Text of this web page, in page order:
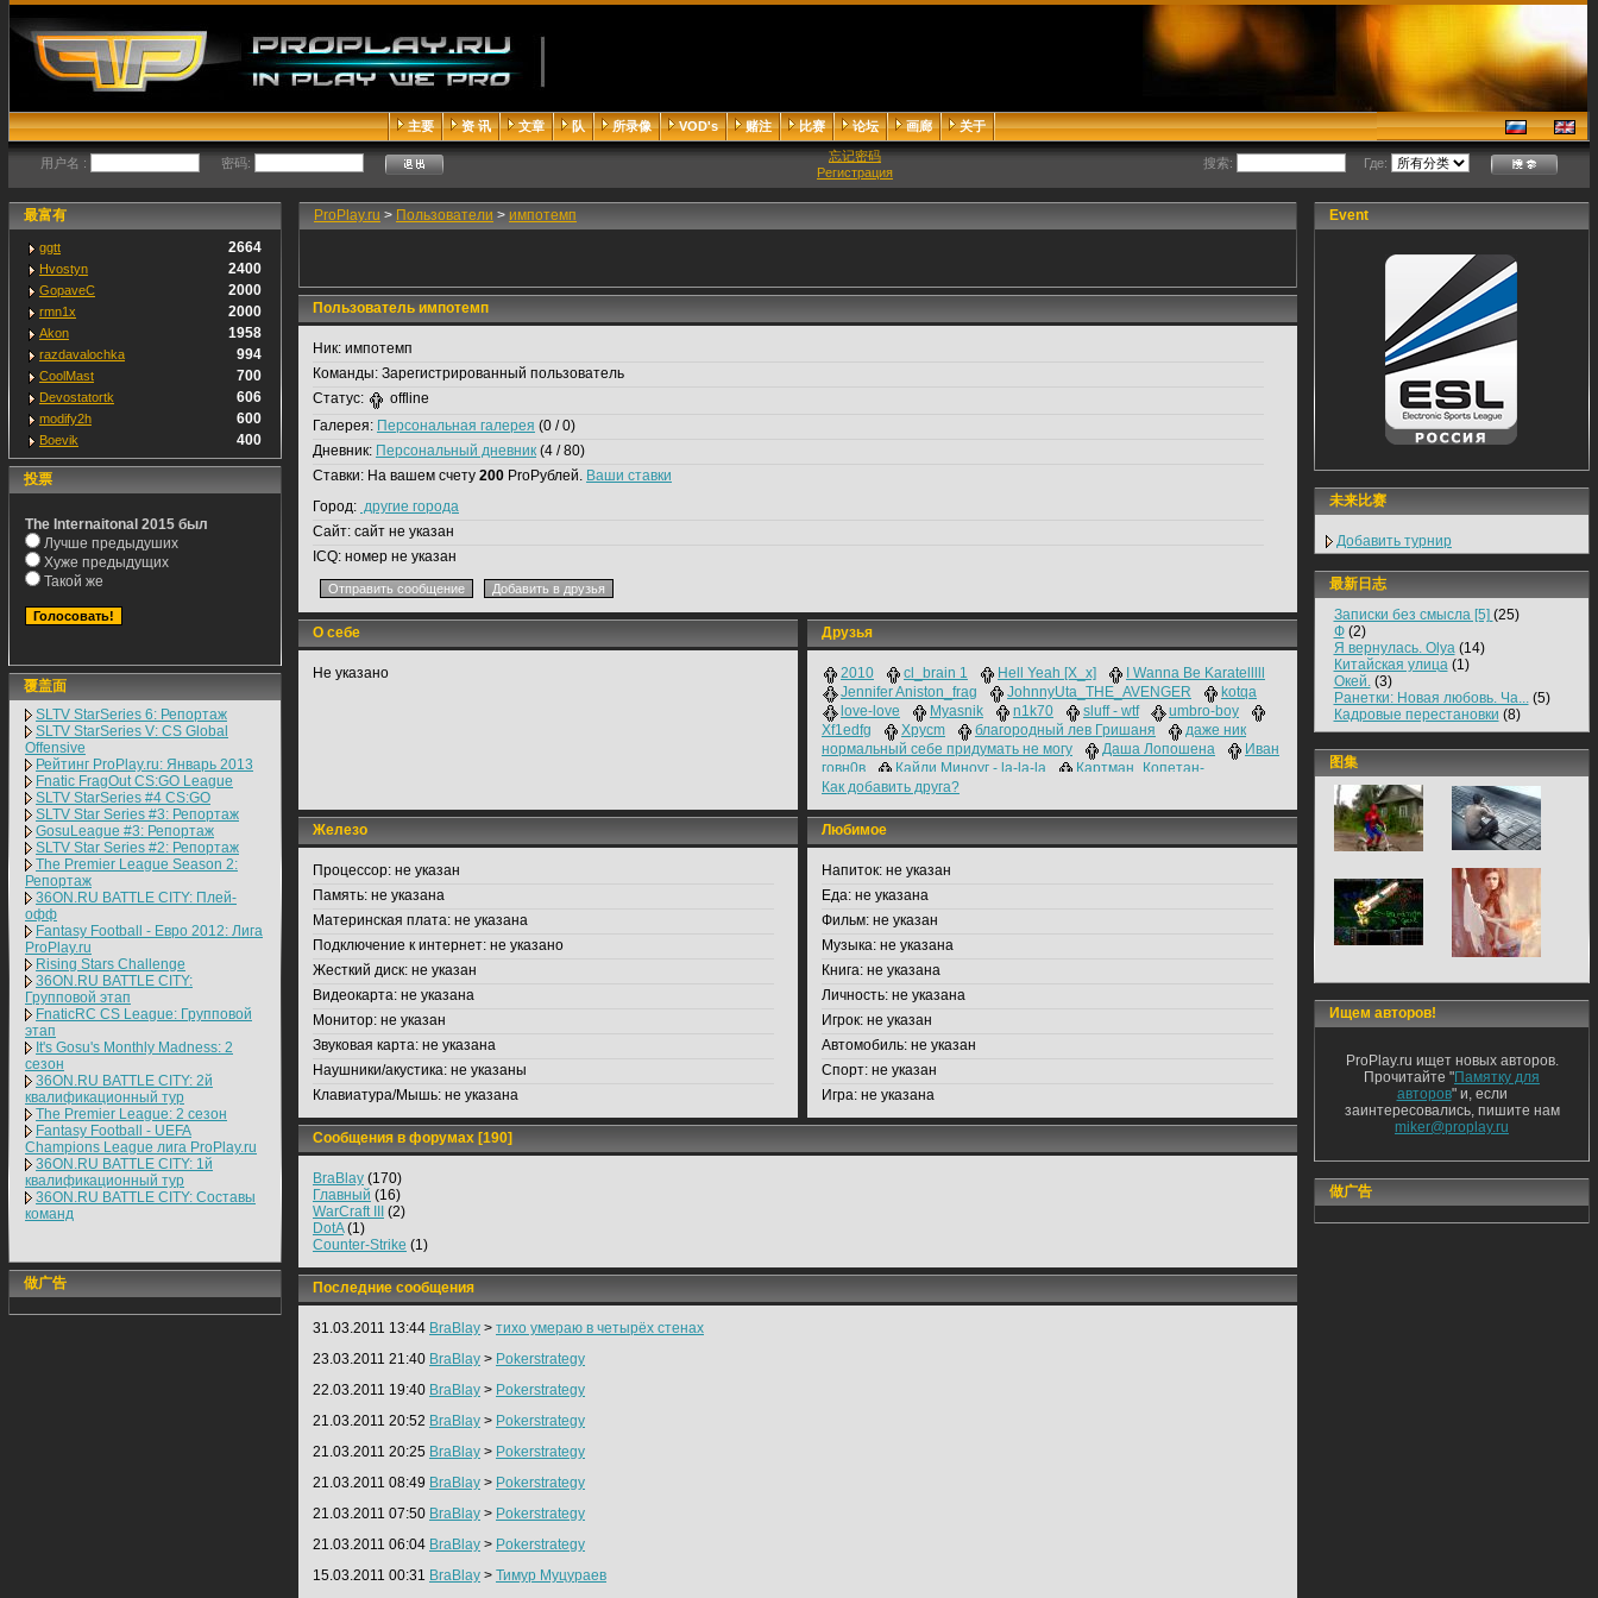
主要 资 讯 文章 队 所录像 VOD's 赌注 比赛 论坛 画廊 关于
用户名 : 密码:
忘记密码
Регистрация
搜索: Где:
最富有
ggtt 2664
Hvostyn 2400
GopaveC 2000
rmn1x 2000
Akon 1958
razdavalochka 994
CoolMast 700
Devostatortk 606
modify2h 600
Boevik 400
投票
The Internaitonal 2015 был
Лучше предыдуших
Хуже предыдущих
Такой же
覆盖面
SLTV StarSeries 6: Репортаж
SLTV StarSeries V: CS Global
Offensive
Рейтинг ProPlay.ru: Январь 2013
Fnatic FragOut CS:GO League
SLTV StarSeries #4 CS:GO
SLTV Star Series #3: Репортаж
GosuLeague #3: Репортаж
SLTV Star Series #2: Репортаж
The Premier League Season 2:
Репортаж
36ON.RU BATTLE CITY: Плей-
офф
Fantasy Football - Евро 2012: Лига
ProPlay.ru
Rising Stars Challenge
36ON.RU BATTLE CITY:
Групповой этап
FnaticRC CS League: Групповой
этап
It's Gosu's Monthly Madness: 2
сезон
36ON.RU BATTLE CITY: 2й
квалификационный тур
The Premier League: 2 cезон
Fantasy Football - UEFA
Champions League лига ProPlay.ru
36ON.RU BATTLE CITY: 1й
квалификационный тур
36ON.RU BATTLE CITY: Составы
команд
做广告
ProPlay.ru > Пользователи > импотемп
Пользователь импотемп
Ник: импотемп
Команды: Зарегистрированный пользователь
Статус:
offline
Галерея: Персональная галерея (0 / 0)
Дневник: Персональный дневник (4 / 80)
Ставки: На вашем счету 200 ProРублей. Ваши ставки
Город: другие города
Сайт: сайт не указан
ICQ: номер не указан
О себе
Не указано
Друзья
2010 cl_brain 1 Hell Yeah [X_x]
I Wanna Be Karatelllll
Jennifer Aniston_frag
JohnnyUta_THE_AVENGER
kotqa
love-love
Myasnik n1k70 sluff - wtf
umbro-boy
Xf1edfg
Xpycm благородный лев Гришаня
даже ник
нормальный себе придумать не могу
Даша Лопошена
Иван
говн0в
Кайли Миноуг - la-la-la
Картман_Копетан-
Очевидность
мозга нет
MРAЗЬ АРA3И EБAНAТ BOЛOCATЫЙ
УлЫбКа КэМеРоН ДиАз
[СИСОС]
ЯПОС.
Как добавить друга?
Железо
Процессор: не указан
Память: не указана
Материнская плата: не указана
Подключение к интернет: не указано
Жесткий диск: не указан
Видеокарта: не указана
Монитор: не указан
Звуковая карта: не указана
Наушники/акустика: не указаны
Клавиатура/Мышь: не указана
Любимое
Напиток: не указан
Еда: не указана
Фильм: не указан
Музыка: не указана
Книга: не указана
Личность: не указана
Игрок: не указан
Автомобиль: не указан
Спорт: не указан
Игра: не указана
Сообщения в форумах [190]
BraBlay (170)
Главный (16)
WarCraft III
(2)
DotA(1)
Counter-Strike (1)
Последние сообщения
31.03.2011 13:44 BraBlay > тихо умераю в четырёх стенах
23.03.2011 21:40 BraBlay > Pokerstrategy
22.03.2011 19:40 BraBlay > Pokerstrategy
21.03.2011 20:52 BraBlay > Pokerstrategy
21.03.2011 20:25 BraBlay > Pokerstrategy
21.03.2011 08:49 BraBlay > Pokerstrategy
21.03.2011 07:50 BraBlay > Pokerstrategy
21.03.2011 06:04 BraBlay > Pokerstrategy
15.03.2011 00:31 BraBlay > Тимур Муцураев
Event
未来比赛
Добавить турнир
最新日志
Записки без смысла [5] (25)
Ф(2)
Я вернулась. Olya(14)
Китайская улица(1)
Окей.(3)
Ранетки: Новая любовь. Ча...(5)
Кадровые перестановки (8)
图集
Ищем авторов!
ProPlay.ru ищет новых авторов.
Прочитайте "Памятку для
авторов" и, если
заинтересовались, пишите нам
miker@proplay.ru
做广告